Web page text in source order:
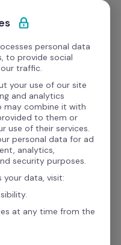
Zacznij darmowo
błędów
czas pracy
nieobecności,
w jednym
personal data
to provide social
traffic.
your use of our site
and analytics
may combine it with
to them or
use of their services.
personal data for ad
analytics,
security purposes.
your data, visit:
at any time from the